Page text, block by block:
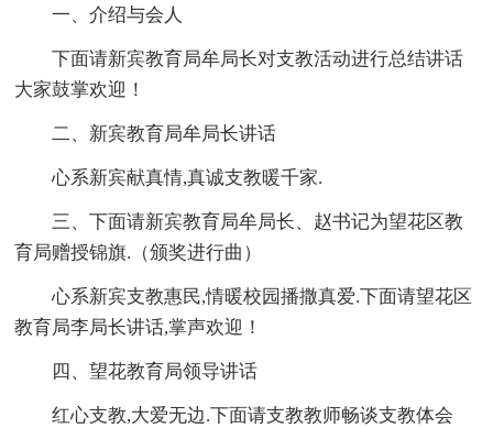
一、介绍与会人
下面请新宾教育局牟局长对支教活动进行总结讲话
大家鼓掌欢迎！
二、新宾教育局牟局长讲话
心系新宾献真情,真诚支教暖千家.
三、下面请新宾教育局牟局长、赵书记为望花区教
育局赠授锦旗.（颁奖进行曲）
心系新宾支教惠民,情暖校园播撒真爱.下面请望花区
教育局李局长讲话,掌声欢迎！
四、望花教育局领导讲话
红心支教,大爱无边.下面请支教教师畅谈支教体会